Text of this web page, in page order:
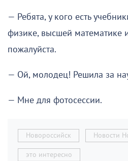
— Ребята, у кого есть
физике, высшей математике
пожалуйста.
— Ой, молодец! Решила за
— Мне для фотосессии.
Новороссийск Новости
это интересно